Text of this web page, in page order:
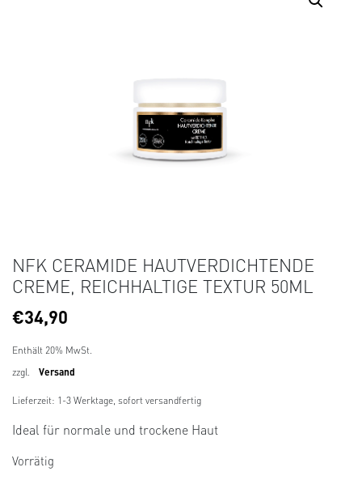
NFK CERAMIDE HAUTVERDICHTENDE
CREME, REICHHALTIGE TEXTUR 50ML
€34,90
Enthält 20% MwSt.
zzgl.
Versand
Lieferzeit: 1-3 Werktage, sofort versandfertig
Ideal für normale und trockene Haut
Vorrätig